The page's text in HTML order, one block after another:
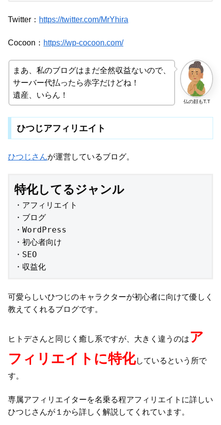
Twitter： https://twitter.com/MrYhira
Cocoon： https://wp-cocoon.com/
仏の顔もT.T
まあ、私のブログはまだ全然収益ないので、
サーバー代払ったら赤字だけどね！
遺産、いらん！
ひつじアフィリエイト
ひつじさんが運営しているブログ。
特化してるジャンル
・アフィリエイト
・ブログ
・WordPress
・初心者向け
・SEO
・収益化
可愛らしいひつじのキャラクターが初心者に向けて優しく
教えてくれるブログです。
ヒトデさんと同じく癒し系ですが、大きく違うのはア
フィリエイトに特化しているという所で
す。
専属アフィリエイターを名乗る程アフィリエイトに詳しい
ひつじさんが１から詳しく解説してくれています。